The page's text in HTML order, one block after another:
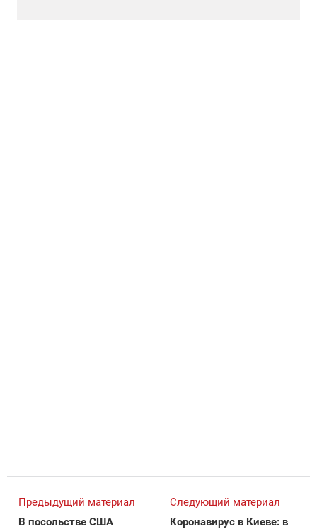
Предыдущий материал
В посольстве США
Следующий материал
Коронавирус в Киеве: в